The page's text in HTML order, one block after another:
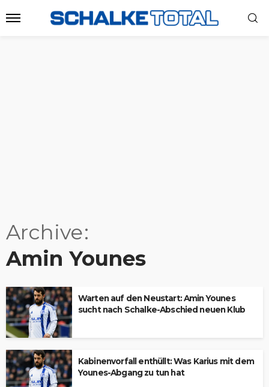
Archive
Amin Younes
Warten auf den Neustart: Amin Younes
sucht nach Schalke-Abschied neuen Klub
Kabinenvorfall enthüllt: Was Karius mit dem
Younes-Abgang zu tun hat